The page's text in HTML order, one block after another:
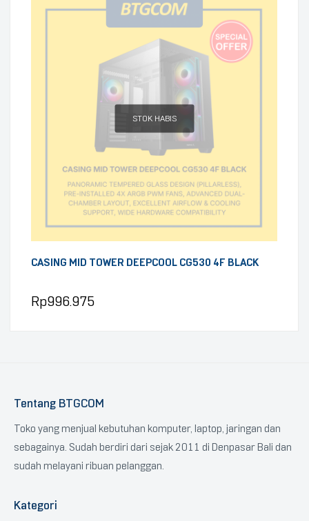
STOK HABIS
CASING MID TOWER DEEPCOOL CG530 4F BLACK
Rp996.975
Tentang BTGCOM
Toko yang menjual kebutuhan komputer, laptop, jaringan dan
sebagainya. Sudah berdiri dari sejak 2011 di Denpasar Bali dan
sudah melayani ribuan pelanggan.
Kategori